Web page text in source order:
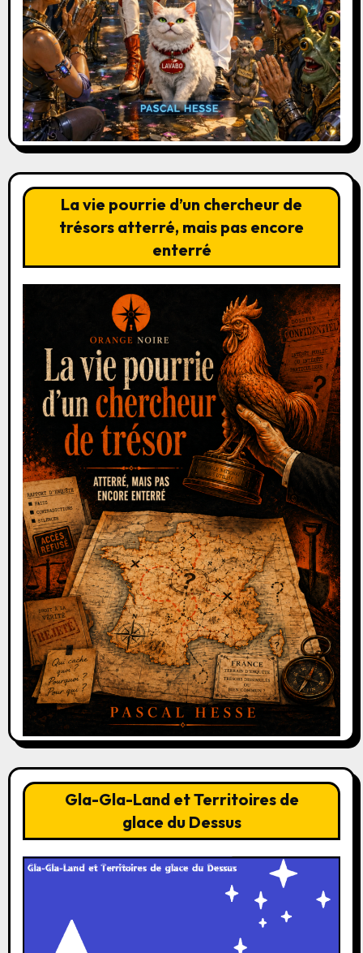
La vie pourrie d’un chercheur de
trésors atterré, mais pas encore
enterré
Gla-Gla-Land et Territoires de
glace du Dessus